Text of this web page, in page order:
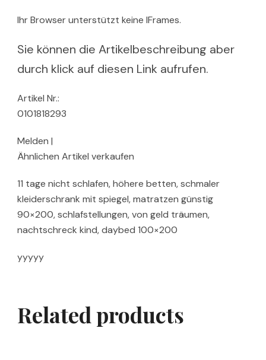
Ihr Browser unterstützt keine IFrames.
Sie können die Artikelbeschreibung aber
durch klick auf diesen Link aufrufen.
Artikel Nr.:
0101818293
Melden |
Ähnlichen Artikel verkaufen
11 tage nicht schlafen, höhere betten, schmaler
kleiderschrank mit spiegel, matratzen günstig
90×200, schlafstellungen, von geld träumen,
nachtschreck kind, daybed 100×200
yyyyy
Related products